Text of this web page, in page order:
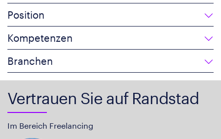
Position
Kompetenzen
Branchen
Vertrauen Sie auf Randstad
Im Bereich Freelancing